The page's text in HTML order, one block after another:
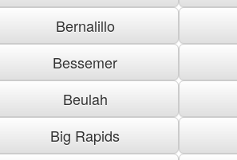
Bernalillo
Bessemer
Beulah
Big Rapids